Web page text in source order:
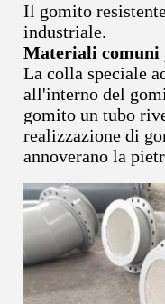
Il gomito
industriale.
Materiali comuni
La colla speciale
all'interno del
gomito un tubo
realizzazione di
annoverano la